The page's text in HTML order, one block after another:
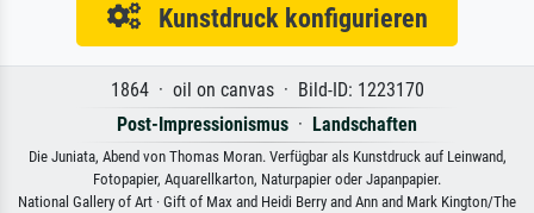
Kunstdruck konfigurieren
1864 · oil on canvas · Bild-ID: 1223170
Post-Impressionismus · Landschaften
Die Juniata, Abend von Thomas Moran. Verfügbar als Kunstdruck auf Leinwand,
Fotopapier, Aquarellkarton, Naturpapier oder Japanpapier.
National Gallery of Art · Gift of Max and Heidi Berry and Ann and Mark Kington/The